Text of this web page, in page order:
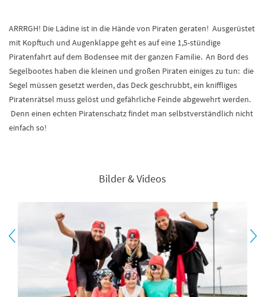
ARRRGH! Die Lädine ist in die Hände von Piraten geraten! Ausgerüstet
mit Kopftuch und Augenklappe geht es auf eine 1,5-stündige
Piratenfahrt auf dem Bodensee mit der ganzen Familie. An Bord des
Segelbootes haben die kleinen und großen Piraten einiges zu tun: die
Segel müssen gesetzt werden, das Deck geschrubbt, ein kniffliges
Piratenrätsel muss gelöst und gefährliche Feinde abgewehrt werden.
Denn einen echten Piratenschatz findet man selbstverständlich nicht
einfach so!
Bilder & Videos